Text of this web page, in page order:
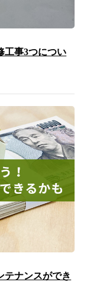
工事3つについ
テナンスができ